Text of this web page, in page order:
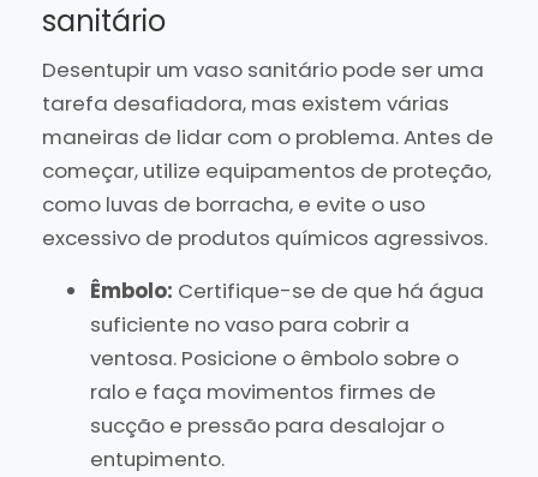
sanitário
Desentupir um vaso sanitário pode ser uma
tarefa desafiadora, mas existem várias
maneiras de lidar com o problema. Antes de
começar, utilize equipamentos de proteção,
como luvas de borracha, e evite o uso
excessivo de produtos químicos agressivos.
Êmbolo: Certifique-se de que há água
suficiente no vaso para cobrir a
ventosa. Posicione o êmbolo sobre o
ralo e faça movimentos firmes de
sucção e pressão para desalojar o
entupimento.